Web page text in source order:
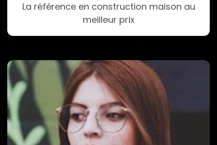
La référence en construction maison au
meilleur prix